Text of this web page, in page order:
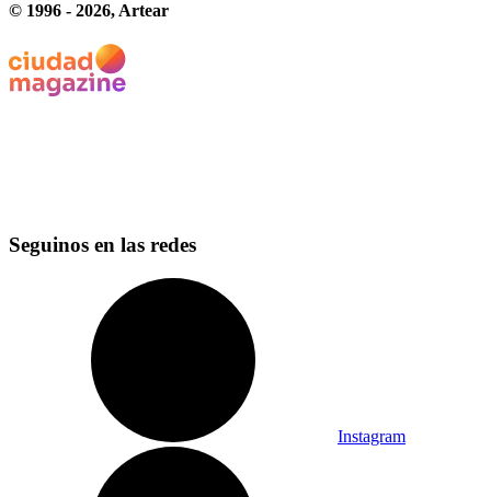
© 1996 - 2026, Artear
Seguinos en las redes
Instagram